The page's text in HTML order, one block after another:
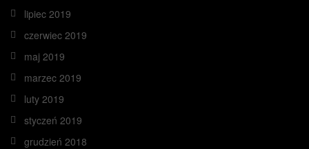
lipiec 2019
czerwiec 2019
maj 2019
marzec 2019
luty 2019
styczeń 2019
grudzień 2018